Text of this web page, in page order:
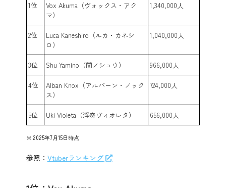
1位
Vox Akuma（ヴォックス・アク
マ）
1,340,000人
2位
Luca Kaneshiro（ルカ・カネシ
ロ）
1,040,000人
3位 Shu Yamino（闇ノシュウ） 966,000人
4位
Alban Knox（アルバーン・ノック
ス）
724,000人
5位 Uki Violeta（浮奇ヴィオレタ） 656,000人
2025年7月15日時点
参照： Vtuberランキング